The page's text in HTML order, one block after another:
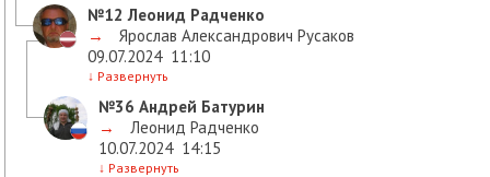
№12 Леонид Радченко
→
Ярослав Александрович Русаков
09.07.2024 11:10
↓ Развернуть
№36 Андрей Батурин
→
Леонид Радченко
10.07.2024 14:15
↓ Развернуть